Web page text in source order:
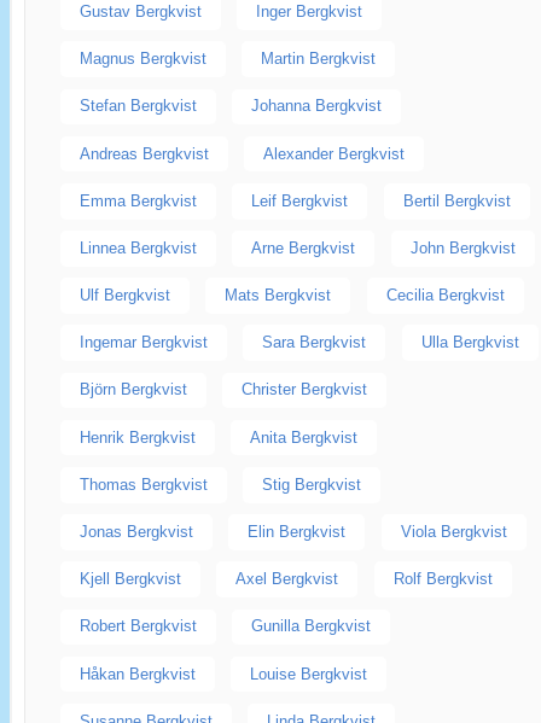
Gustav Bergkvist Inger Bergkvist
Magnus Bergkvist Martin Bergkvist
Stefan Bergkvist Johanna Bergkvist
Andreas Bergkvist Alexander Bergkvist
Emma Bergkvist Leif Bergkvist Bertil Bergkvist
Linnea Bergkvist Arne Bergkvist John Bergkvist
Ulf Bergkvist Mats Bergkvist Cecilia Bergkvist
Ingemar Bergkvist Sara Bergkvist Ulla Bergkvist
Björn Bergkvist Christer Bergkvist
Henrik Bergkvist Anita Bergkvist
Thomas Bergkvist Stig Bergkvist
Jonas Bergkvist Elin Bergkvist Viola Bergkvist
Kjell Bergkvist Axel Bergkvist Rolf Bergkvist
Robert Bergkvist Gunilla Bergkvist
Håkan Bergkvist Louise Bergkvist